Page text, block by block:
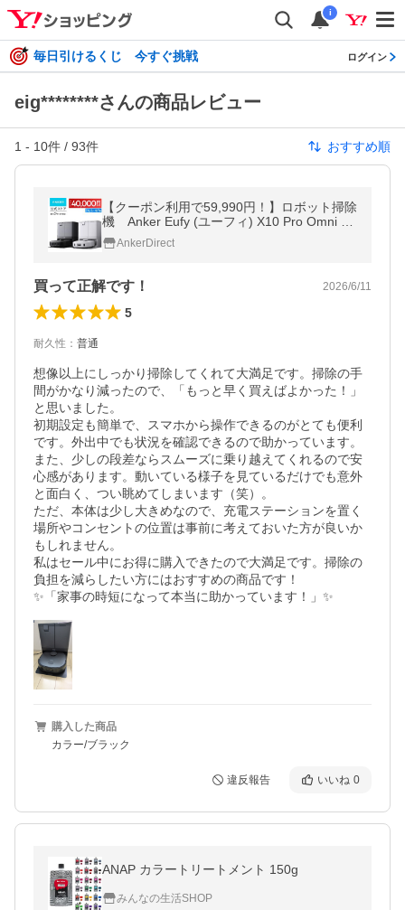
i
毎日引けるくじ 今すぐ挑戦 ログイン
eig********さんの商品レビュー
1 - 10件 / 93件 おすすめ順
【クーポン利用で59,990円！】ロボット掃除
機 Anker Eufy (ユーフィ) X10 Pro Omni メ
ーカー保証最大24ヶ月
AnkerDirect
買って正解です！ 2026/6/11
5
耐久性 ： 普通
想像以上にしっかり掃除してくれて大満足です。掃除の手
間がかなり減ったので、「もっと早く買えばよかった！」
と思いました。
初期設定も簡単で、スマホから操作できるのがとても便利
です。外出中でも状況を確認できるので助かっています。
また、少しの段差ならスムーズに乗り越えてくれるので安
心感があります。動いている様子を見ているだけでも意外
と面白く、つい眺めてしまいます（笑）。
ただ、本体は少し大きめなので、充電ステーションを置く
場所やコンセントの位置は事前に考えておいた方が良いか
もしれません。
私はセール中にお得に購入できたので大満足です。掃除の
負担を減らしたい方にはおすすめの商品です！
✨「家事の時短になって本当に助かっています！」✨
購入した商品
カラー/ブラック
違反報告 いいね 0
ANAP カラートリートメント 150g
みんなの生活SHOP